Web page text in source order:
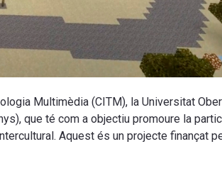
Multimèdia (CITM), la Universitat
que té com a objectiu promoure la
Aquest és un projecte finançat